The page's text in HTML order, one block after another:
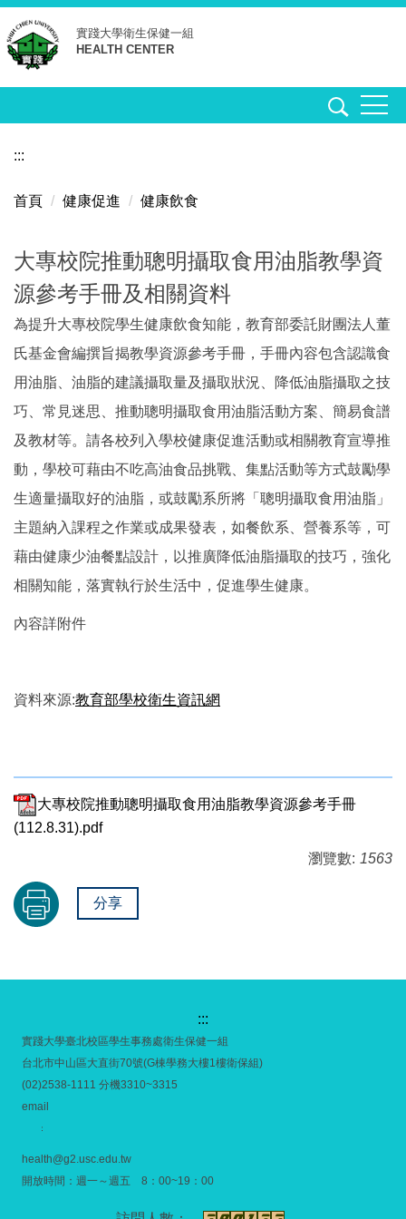
跳
到
主
要
區
實踐大學衛生保健一組
HEALTH CENTER
:::
首頁 健康促進 健康飲食
大專校院推動聰明攝取食用油脂教學資
源參考手冊及相關資料
為提升大專校院學生健康飲食知能，教育部委託財團法人董
氏基金會編撰旨揭教學資源參考手冊，手冊內容包含認識食
用油脂、油脂的建議攝取量及攝取狀況、降低油脂攝取之技
巧、常見迷思、推動聰明攝取食用油脂活動方案、簡易食譜
及教材等。請各校列入學校健康促進活動或相關教育宣導推
動，學校可藉由不吃高油食品挑戰、集點活動等方式鼓勵學
生適量攝取好的油脂，或鼓勵系所將「聰明攝取食用油脂」
主題納入課程之作業或成果發表，如餐飲系、營養系等，可
藉由健康少油餐點設計，以推廣降低油脂攝取的技巧，強化
相關知能，落實執行於生活中，促進學生健康。
內容詳附件
資料來源:教育部學校衛生資訊網
大專校院推動聰明攝取食用油脂教學資源參考手冊
(112.8.31).pdf
瀏覽數: 1563
分享
:::
實踐大學臺北校區學生事務處衛生保健一組
台北市中山區大直街70號(G棟學務大樓1樓衛保組)
(02)2538-1111 分機3310~3315
email
：
health@g2.usc.edu.tw
開放時間：週一～週五 8：00~19：00